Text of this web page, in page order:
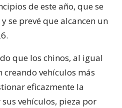
de este año, que se
se prevé que alcancen un
que los chinos, al igual
creando vehículos más
eficazmente la
vehículos, pieza por